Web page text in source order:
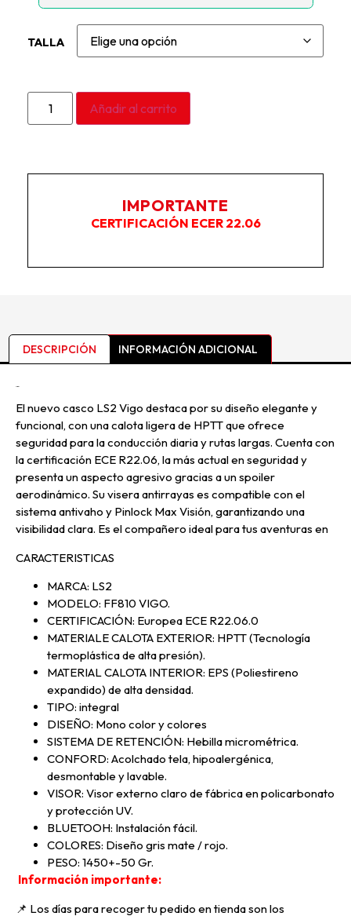
TALLA
Añadir al carrito
IMPORTANTE
CERTIFICACIÓN ECER 22.06
DESCRIPCIÓN INFORMACIÓN ADICIONAL
El nuevo casco LS2 Vigo destaca por su diseño elegante y
funcional, con una calota ligera de HPTT que ofrece
seguridad para la conducción diaria y rutas largas. Cuenta con
la certificación ECE R22.06, la más actual en seguridad y
presenta un aspecto agresivo gracias a un spoiler
aerodinámico. Su visera antirrayas es compatible con el
sistema antivaho y Pinlock Max Visión, garantizando una
visibilidad clara. Es el compañero ideal para tus aventuras en
CARACTERISTICAS
MARCA: LS2
MODELO: FF810 VIGO.
CERTIFICACIÓN: Europea ECE R22.06.0
MATERIALE CALOTA EXTERIOR: HPTT (Tecnología
termoplástica de alta presión).
MATERIAL CALOTA INTERIOR: EPS (Poliestireno
expandido) de alta densidad.
TIPO: integral
DISEÑO: Mono color y colores
SISTEMA DE RETENCIÓN: Hebilla micrométrica.
CONFORD: Acolchado tela, hipoalergénica,
desmontable y lavable.
VISOR: Visor externo claro de fábrica en policarbonato
y protección UV.
BLUETOOH: Instalación fácil.
COLORES: Diseño gris mate / rojo.
PESO: 1450+-50 Gr.
Información importante:
📌 Los días para recoger tu pedido en tienda son los